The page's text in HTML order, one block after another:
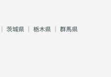
｜ 茨城県 ｜ 栃木県 ｜ 群馬県